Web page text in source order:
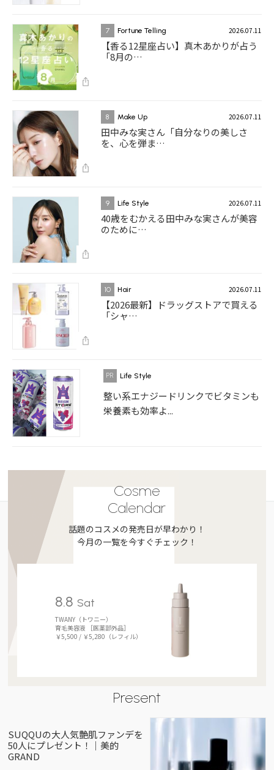
7 Fortune Telling 2026.07.11
【香る12星座占い】真木あかりが占う
「8月の…
8 Make Up 2026.07.11
田中みな実さん「自分なりの美しさ
を、心を弾ま…
9 Life Style 2026.07.11
40歳をむかえる田中みな実さんが美容
のために…
10 Hair 2026.07.11
【2026最新】ドラッグストアで買える
「シャ…
Life Style
整い系エナジードリンクでビタミンも
栄養素も効率よ...
Cosme
Calendar
話題のコスメの発売日が早わかり！
今月の一覧を今すぐチェック！
8.8 Sat
TWANY（トワニー）
育毛美容液 ［医薬部外品］
￥5,500 / ￥5,280（レフィル）
Present
SUQQUの大人気艶肌ファンデを
50人にプレゼント！｜美的
GRAND